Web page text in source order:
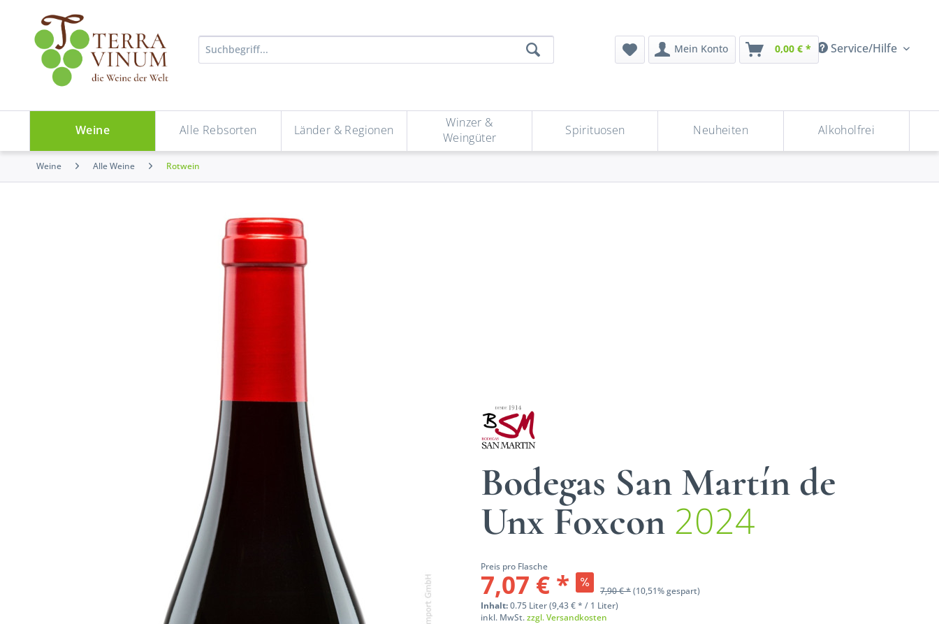
Service/Hilfe
Mein Konto 0,00 € *
Weine Alle Rebsorten Länder & Regionen
Winzer &
Weingüter
Spirituosen Neuheiten Alkoholfrei
Weine Alle Weine Rotwein
Bodegas San Martín de
Unx Foxcon 2024
Preis pro Flasche
7,07 € * 7,90 € *(10,51% gespart)
Inhalt:0.75 Liter (9,43 € * / 1 Liter)
inkl. MwSt.zzgl. Versandkosten